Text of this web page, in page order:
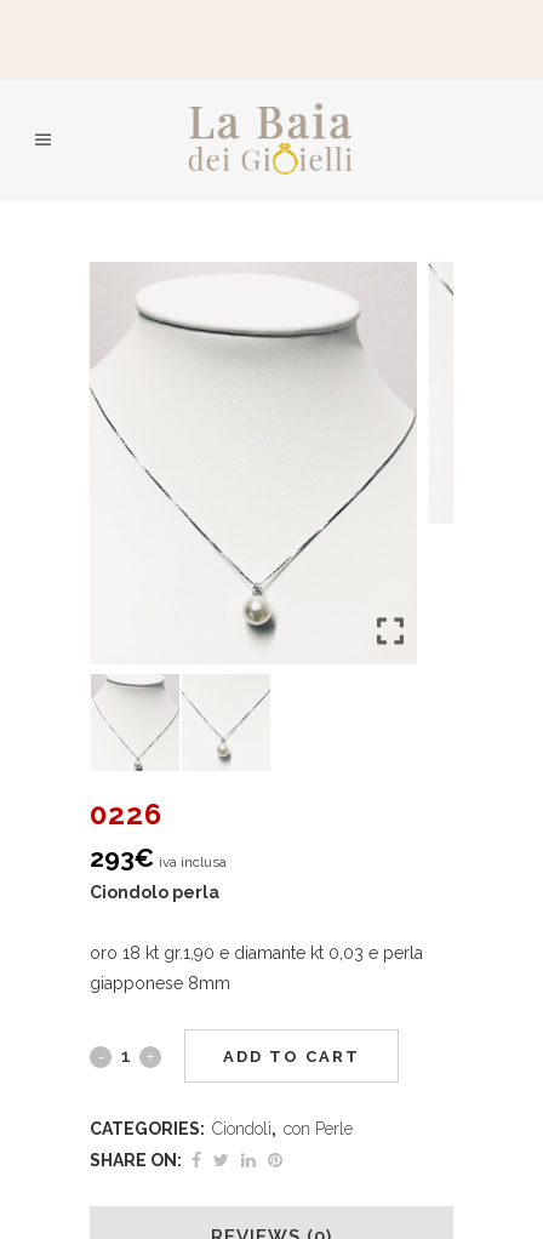
0226
293€ iva inclusa
Ciondolo perla
oro 18 kt gr.1,90 e diamante kt 0,03 e perla
giapponese 8mm
ADD TO CART
CATEGORIES: Ciondoli, con Perle
SHARE ON: